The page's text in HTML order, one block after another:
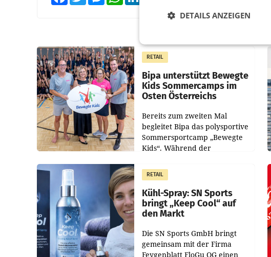
RETAIL
Bipa unterstützt Bewegte
Kids Sommercamps im
Osten Österreichs
Bereits zum zweiten Mal
begleitet Bipa das polysportive
Sommersportcamp „Bewegte
Kids“. Während der
Juli und August versorgt das
Unternehmen Kinder sowie
RETAIL
Kühl-Spray: SN Sports
bringt „Keep Cool“ auf
den Markt
Die SN Sports GmbH bringt
gemeinsam mit der Firma
Feygenblatt FloGu OG einen
DETAILS ANZEIGEN